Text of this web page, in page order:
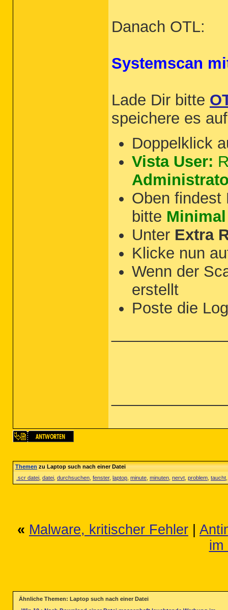
Danach OTL:
Systemscan
Lade Dir bitte
speichere es
Doppelklick
Vista User:
Oben
bitte
Unter Extra
Klicke nun
Wenn der
erstellt
Poste die
Themenzu Laptop such nach einer Datei
.scr datei datei durchsuchen fenster, laptop minute minuten nervt problem taucht
« Malware, kritischer Fehler
im
Ähnliche Themen: Laptop such nach einer Datei